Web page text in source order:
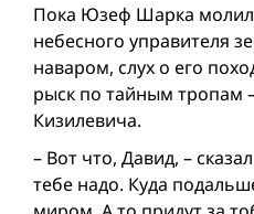
Пока Юзеф Шарка
небесного управителя
наваром, слух о его
рыск по тайным тропам
Кизилевича.
– Вот что, Давид, –
тебе надо. Куда